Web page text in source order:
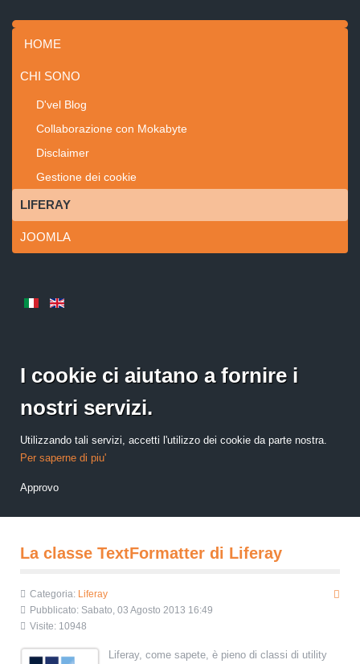
HOME
CHI SONO
D'vel Blog
Collaborazione con Mokabyte
Disclaimer
Gestione dei cookie
LIFERAY
JOOMLA
I cookie ci aiutano a fornire i
nostri servizi.
Utilizzando tali servizi, accetti l'utilizzo dei cookie da parte nostra.
Per saperne di piu'
Approvo
La classe TextFormatter di Liferay
Categoria: Liferay
Pubblicato: Sabato, 03 Agosto 2013 16:49
Visite: 10948
Liferay, come sapete, è pieno di classi di utility